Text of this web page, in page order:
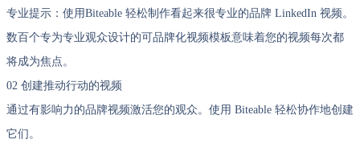
专业提示：使用Biteable 轻松制作看起来很专业的品牌 LinkedIn 视频。
数百个专为专业观众设计的可品牌化视频模板意味着您的视频每次都
将成为焦点。
02 创建推动行动的视频
通过有影响力的品牌视频激活您的观众。使用 Biteable 轻松协作地创建
它们。